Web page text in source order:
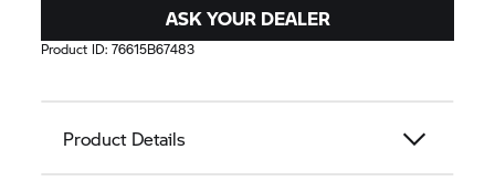
ASK YOUR DEALER
Product ID:76615B67483
Product Details